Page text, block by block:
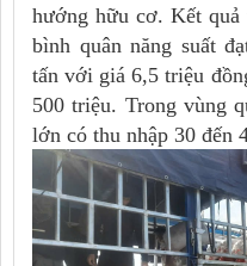
hướng hữu cơ. Kết quả
bình quân năng suất
tấn với giá 6,5 triệu
500 triệu. Trong vùng
lớn có thu nhập 30 đến